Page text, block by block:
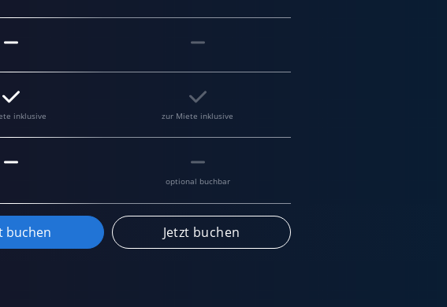
inklusive zur Miete inklusive
optional buchbar
buchen Jetzt buchen